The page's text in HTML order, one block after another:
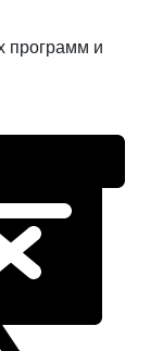
программ и